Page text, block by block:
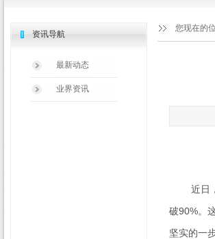
您现在的
资讯导航
最新动态
业界资讯
近日，
破90%。
坚实的一步